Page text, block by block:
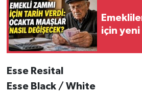
için
Esse Resital
Esse Black / White